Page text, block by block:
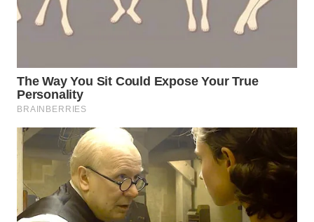
BOROBUDUR
WN
SURABAYA
WN
NATUNA
WN
BINTAN